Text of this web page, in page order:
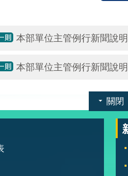
本部單位主管例行新聞說
本部單位主管例行新聞說
關閉